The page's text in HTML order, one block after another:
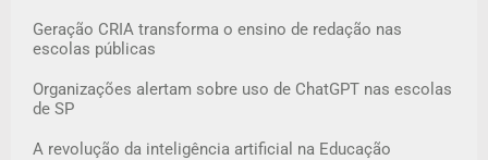
Geração CRIA transforma o ensino de redação nas
escolas públicas
Organizações alertam sobre uso de ChatGPT nas escolas
de SP
A revolução da inteligência artificial na Educação